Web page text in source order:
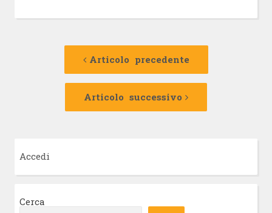
Navigazione
Articolo precedente
Articolo
Articolo successivo
Articolo
Accedi
Cerca